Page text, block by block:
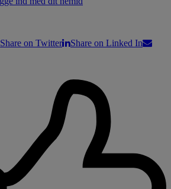
Share on Twitter
Share on Linked In